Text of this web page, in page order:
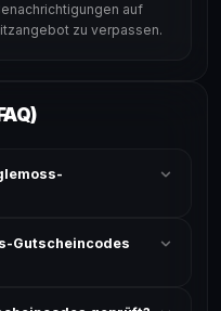
auf
zu verpassen.
reduzierte Artikel
unter „Details".
Gutscheincodes